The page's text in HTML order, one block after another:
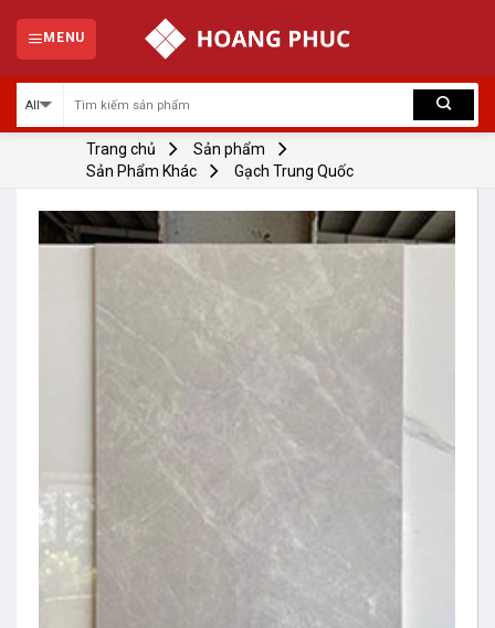
content
MENU
Trang chủ
Sản phẩm
Sản Phẩm Khác
Gạch Trung Quốc